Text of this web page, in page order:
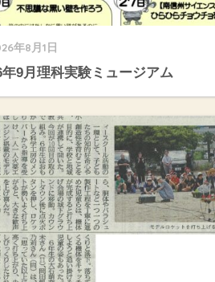
年8月1日
年9月理科実験ミュージアム